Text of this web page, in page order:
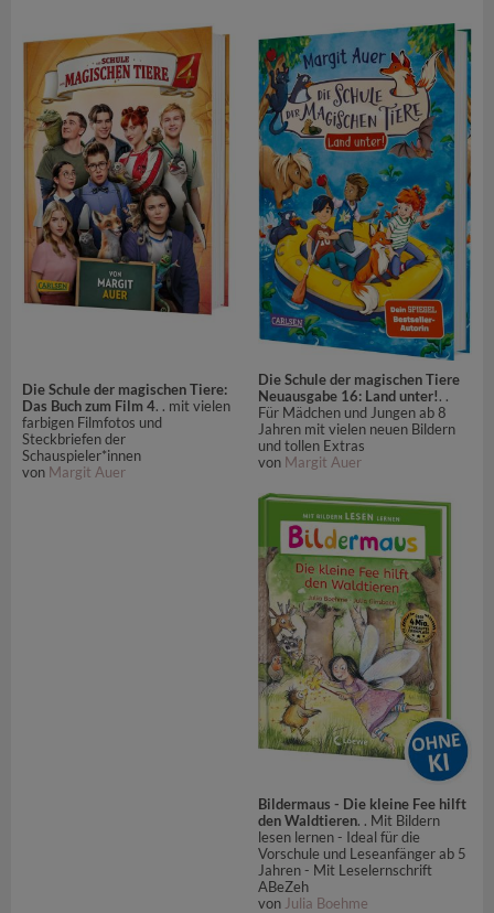
Die Schule der magischen Tiere:
Das Buch zum Film 4. . mit vielen
farbigen Filmfotos und
Steckbriefen der
Schauspieler*innen
von Margit Auer
Die Schule der magischen Tiere
Neuausgabe 16: Land unter!. .
Für Mädchen und Jungen ab 8
Jahren mit vielen neuen Bildern
und tollen Extras
von Margit Auer
Bildermaus - Die kleine Fee hilft
den Waldtieren. . Mit Bildern
lesen lernen - Ideal für die
Vorschule und Leseanfänger ab 5
Jahren - Mit Leselernschrift
ABeZeh
von Julia Boehme